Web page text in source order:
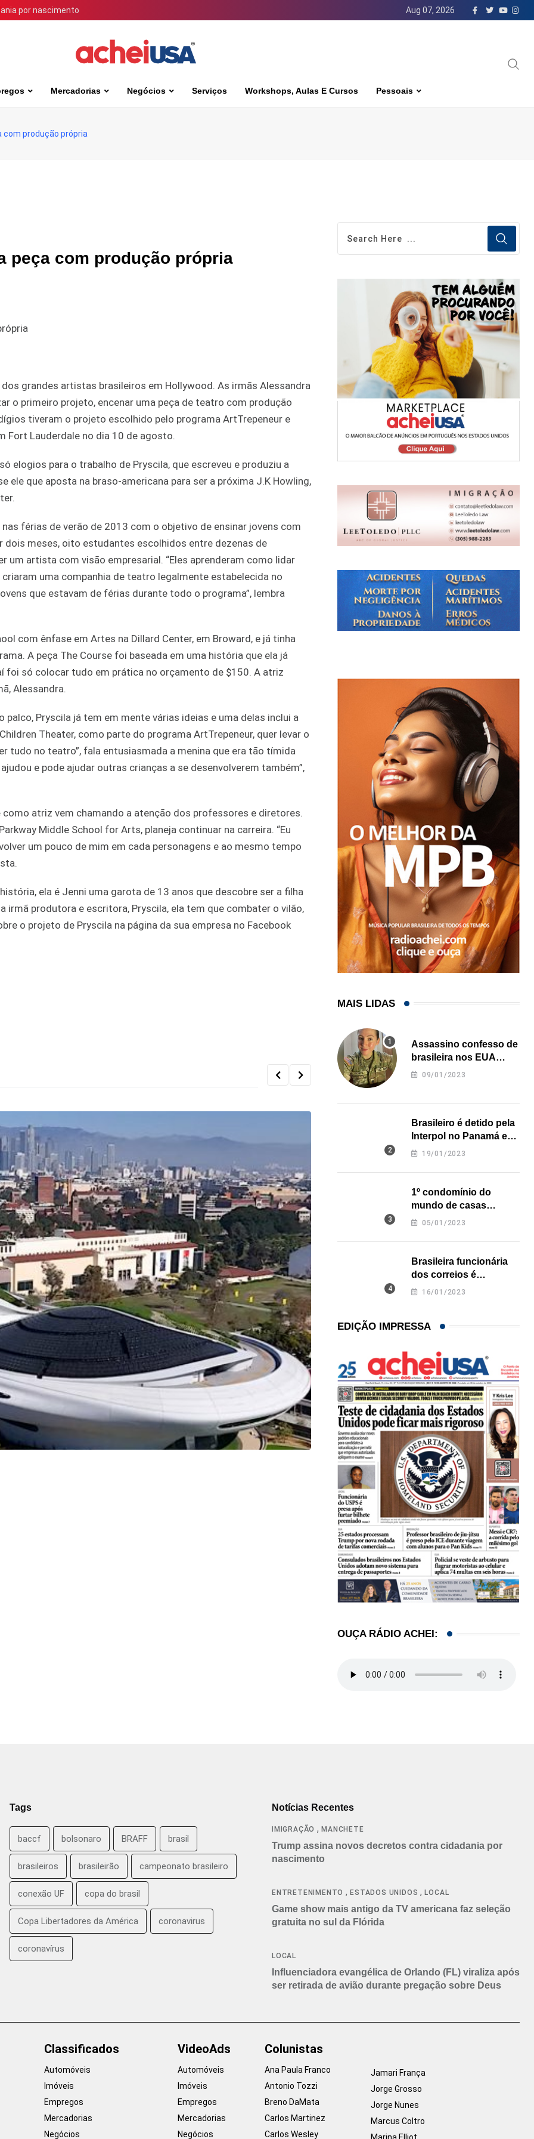
por nascimento Aug 07, 2026
Mercadorias Negócios Serviços Workshops, Aulas E Cursos Pessoais
produção própria
peça com produção própria
grandes artistas brasileiros em Hollywood. As irmãs Alessandra
o primeiro projeto, encenar uma peça de teatro com produção
tiveram o projeto escolhido pelo programa ArtTrepeneur e
Fort Lauderdale no dia 10 de agosto.
elogios para o trabalho de Pryscila, que escreveu e produziu a
ele que aposta na braso-americana para ser a próxima J.K Howling,
férias de verão de 2013 com o objetivo de ensinar jovens com
meses, oito estudantes escolhidos entre dezenas de
um artista com visão empresarial. “Eles aprenderam como lidar
uma companhia de teatro legalmente estabelecida no
que estavam de férias durante todo o programa”, lembra
com ênfase em Artes na Dillard Center, em Broward, e já tinha
A peça The Course foi baseada em uma história que ela já
foi só colocar tudo em prática no orçamento de $150. A atriz
Alessandra.
Pryscila já tem em mente várias ideias e uma delas inclui a
Theater, como parte do programa ArtTrepeneur, quer levar o
tudo no teatro”, fala entusiasmada a menina que era tão tímida
e pode ajudar outras crianças a se desenvolverem também”,
atriz vem chamando a atenção dos professores e diretores.
Middle School for Arts, planeja continuar na carreira. “Eu
um pouco de mim em cada personagens e ao mesmo tempo
ela é Jenni uma garota de 13 anos que descobre ser a filha
irmã produtora e escritora, Pryscila, ela tem que combater o vilão,
o projeto de Pryscila na página da sua empresa no Facebook
HISTÓRICO
Flórida aprova regra que bloqueia matrícula de
01/07/2026
MAIS LIDAS
Assassino confesso de
brasileira nos EUA
revela onde deixou o
09/01/2023
Brasileiro é detido pela
Interpol no Panamá e
pode pegar prisão
19/01/2023
1º condomínio do
mundo de casas
impressas em 3D é
05/01/2023
Brasileira funcionária
dos correios é
assassinada a facadas
16/01/2023
EDIÇÃO IMPRESSA
OUÇA RÁDIO ACHEI:
Tags
baccf bolsonaro BRAFF brasil
brasileiros brasileirão campeonato brasileiro
conexão UF copa do brasil
Copa Libertadores da América coronavirus
coronavírus
Notícias Recentes
IMIGRAÇÃO ,MANCHETE
Trump assina novos decretos contra cidadania por
nascimento
ENTRETENIMENTO ,ESTADOS UNIDOS ,LOCAL
Game show mais antigo da TV americana faz seleção
gratuita no sul da Flórida
LOCAL
Influenciadora evangélica de Orlando (FL) viraliza após
ser retirada de avião durante pregação sobre Deus
Classificados
Automóveis
Imóveis
Empregos
Mercadorias
Negócios
VideoAds
Automóveis
Imóveis
Empregos
Mercadorias
Negócios
Colunistas
Ana Paula Franco
Antonio Tozzi
Breno DaMata
Carlos Martinez
Carlos Wesley
Jamari França
Jorge Grosso
Jorge Nunes
Marcus Coltro